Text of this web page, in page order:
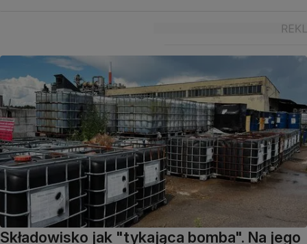
Składowisko jak "tykająca bomba". Na jego